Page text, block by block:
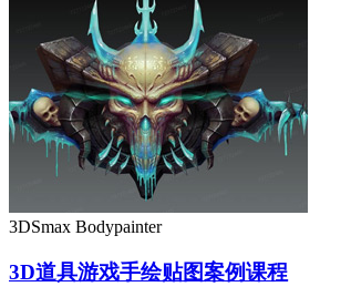
3DSmax Bodypainter
3D道具游戏手绘贴图案例课程